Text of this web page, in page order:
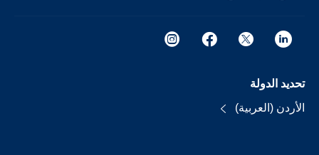
تحديد الدولة
الأردن (العربية)